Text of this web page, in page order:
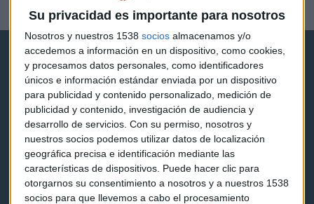
Su privacidad es importante para nosotros
Nosotros y nuestros 1538 socios almacenamos y/o
accedemos a información en un dispositivo, como cookies,
y procesamos datos personales, como identificadores
únicos e información estándar enviada por un dispositivo
para publicidad y contenido personalizado, medición de
publicidad y contenido, investigación de audiencia y
desarrollo de servicios. Con su permiso, nosotros y
nuestros socios podemos utilizar datos de localización
geográfica precisa e identificación mediante las
características de dispositivos. Puede hacer clic para
otorgarnos su consentimiento a nosotros y a nuestros 1538
socios para que llevemos a cabo el procesamiento
Redacción Capital Radio
Capital Radio
Noticias
Eventos